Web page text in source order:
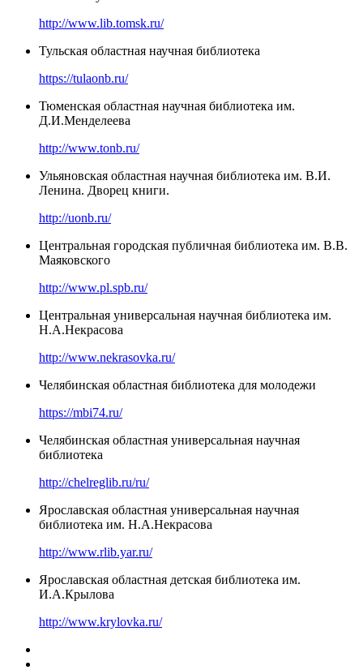
http://www.lib.tomsk.ru/
Тульская областная научная библиотека
https://tulaonb.ru/
Тюменская областная научная библиотека им.
Д.И.Менделеева
http://www.tonb.ru/
Ульяновская областная научная библиотека им. В.И.
Ленина. Дворец книги.
http://uonb.ru/
Центральная городская публичная библиотека им. В.В.
Маяковского
http://www.pl.spb.ru/
Центральная универсальная научная библиотека им.
Н.А.Некрасова
http://www.nekrasovka.ru/
Челябинская областная библиотека для молодежи
https://mbi74.ru/
Челябинская областная универсальная научная
библиотека
http://chelreglib.ru/ru/
Ярославская областная универсальная научная
библиотека им. Н.А.Некрасова
http://www.rlib.yar.ru/
Ярославская областная детская библиотека им.
И.А.Крылова
http://www.krylovka.ru/